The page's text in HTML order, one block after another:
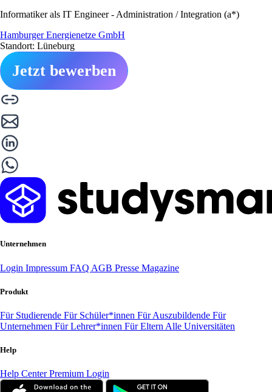
Informatiker als IT Engineer - Administration / Integration (a*)
Hamburger Energienetze GmbH
Standort: Lüneburg
Jetzt bewerben
Unternehmen
Login Impressum FAQ AGB Presse Magazine
Produkt
Für Studierende Für Schüler*innen Für Auszubildende Für
Unternehmen Für Lehrer*innen Für Eltern Alle Universitäten
Help
Help CenterPremium Login